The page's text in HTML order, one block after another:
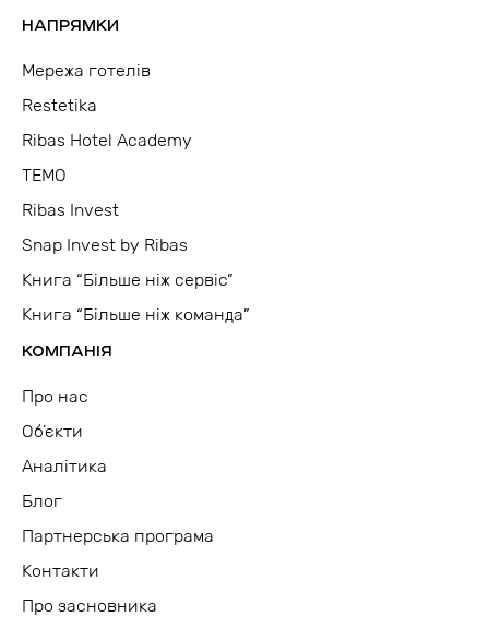
НАПРЯМКИ
Мережа готелів
Restetika
Ribas Hotel Academy
TEMO
Ribas Invest
Snap Invest by Ribas
Книга “Більше ніж сервіс”
Книга “Більше ніж команда”
КОМПАНІЯ
Про нас
Об’єкти
Аналітика
Блог
Партнерська програма
Контакти
Про засновника